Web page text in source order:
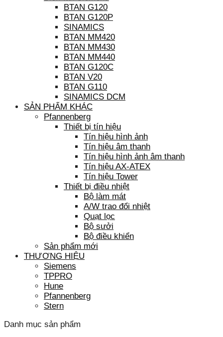
BTAN G120
BTAN G120P
SINAMICS
BTAN MM420
BTAN MM430
BTAN MM440
BTAN G120C
BTAN V20
BTAN G110
SINAMICS DCM
SẢN PHẨM KHÁC
Pfannenberg
Thiết bị tín hiệu
Tín hiệu hình ảnh
Tín hiệu âm thanh
Tín hiệu hình ảnh âm thanh
Tín hiệu AX-ATEX
Tín hiệu Tower
Thiết bị điều nhiệt
Bộ làm mát
A/W trao đổi nhiệt
Quạt lọc
Bộ sưởi
Bộ điều khiển
Sản phẩm mới
THƯƠNG HIỆU
Siemens
TPPRO
Hune
Pfannenberg
Stern
Danh mục sản phẩm